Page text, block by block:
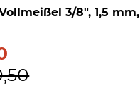
3/8", 1,5 mm,